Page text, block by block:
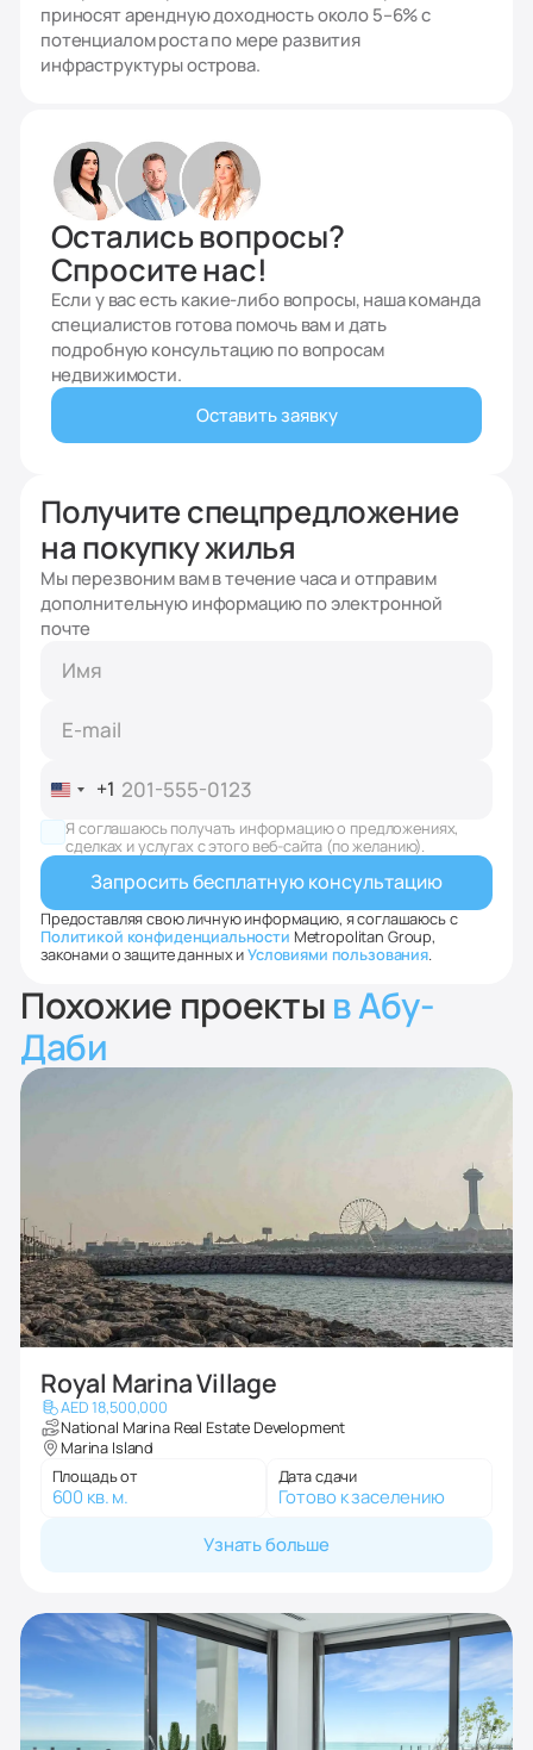
приносят арендную доходность около 5–6% с
потенциалом роста по мере развития
инфраструктуры острова.
Остались вопросы?
Спросите нас!
Если у вас есть какие-либо вопросы, наша команда
специалистов готова помочь вам и дать
подробную консультацию по вопросам
недвижимости.
Оставить заявку
Получите спецпредложение
на покупку жилья
Мы перезвоним вам в течение часа и отправим
дополнительную информацию по электронной
почте
United
States
+1
+1
Я соглашаюсь получать информацию о предложениях,
сделках и услугах с этого веб-сайта (по желанию).
Предоставляя свою личную информацию, я соглашаюсь с
Политикой конфиденциальности Metropolitan Group,
законами о защите данных иУсловиями пользования.
Похожие проектыв Абу-
Даби
Royal Marina Village
AED 18,500,000
National Marina Real Estate Development
Marina Island
Площадь от
600 кв. м.
Дата сдачи
Готово к заселению
Узнать больше